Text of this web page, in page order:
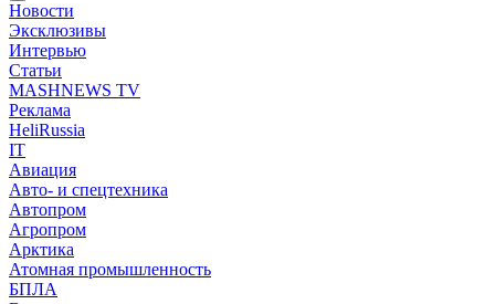
Новости
Эксклюзивы
Интервью
Статьи
MASHNEWS TV
Реклама
HeliRussia
IT
Авиация
Авто- и спецтехника
Автопром
Агропром
Арктика
Атомная промышленность
БПЛА